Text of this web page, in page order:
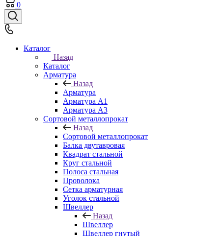
0
Каталог
Назад
Каталог
Арматура
Назад
Арматура
Арматура A1
Арматура А3
Сортовой металлопрокат
Назад
Сортовой металлопрокат
Балка двутавровая
Квадрат стальной
Круг стальной
Полоса стальная
Проволока
Сетка арматурная
Уголок стальной
Швеллер
Назад
Швеллер
Швеллер гнутый